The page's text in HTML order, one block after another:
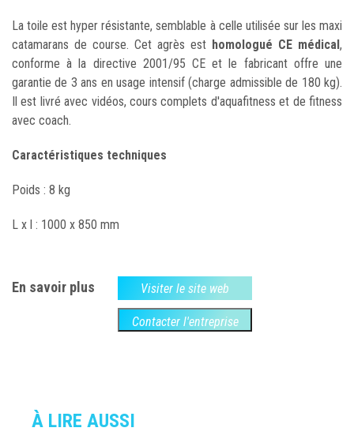
La toile est hyper résistante, semblable à celle utilisée sur les maxi
catamarans de course. Cet agrès est homologué CE médical,
conforme à la directive 2001/95 CE et le fabricant offre une
garantie de 3 ans en usage intensif (charge admissible de 180 kg).
Il est livré avec vidéos, cours complets d'aquafitness et de fitness
avec coach.
Caractéristiques techniques
Poids : 8 kg
L x l : 1000 x 850 mm
En savoir plus Visiter le site web
Contacter l'entreprise
À LIRE AUSSI